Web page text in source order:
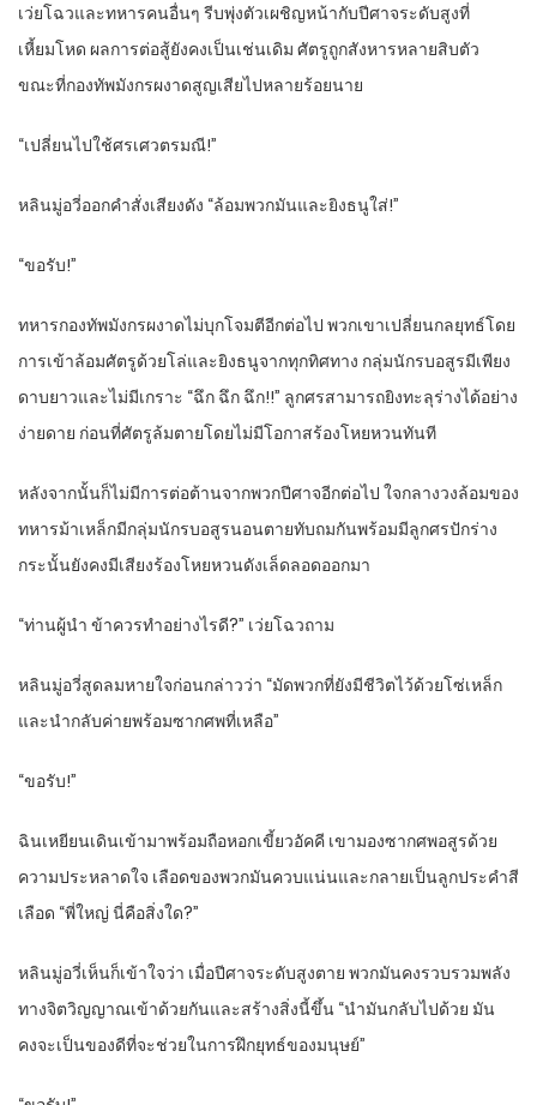
เว่ยโฉวและทหารคนอื่นๆ รีบพุ่งตัวเผชิญหน้ากับปีศาจระดับสูงที่
เหี้ยมโหด ผลการต่อสู้ยังคงเป็นเช่นเดิม ศัตรูถูกสังหารหลายสิบตัว
ขณะที่กองทัพมังกรผงาดสูญเสียไปหลายร้อยนาย
“เปลี่ยนไปใช้ศรเศวตรมณี!”
หลินมู่อวี่ออกคำสั่งเสียงดัง “ล้อมพวกมันและยิงธนูใส่!”
“ขอรับ!”
ทหารกองทัพมังกรผงาดไม่บุกโจมตีอีกต่อไป พวกเขาเปลี่ยนกลยุทธ์โดย
การเข้าล้อมศัตรูด้วยโล่และยิงธนูจากทุกทิศทาง กลุ่มนักรบอสูรมีเพียง
ดาบยาวและไม่มีเกราะ “ฉึก ฉึก ฉึก!!” ลูกศรสามารถยิงทะลุร่างได้อย่าง
ง่ายดาย ก่อนที่ศัตรูล้มตายโดยไม่มีโอกาสร้องโหยหวนทันที
หลังจากนั้นก็ไม่มีการต่อต้านจากพวกปีศาจอีกต่อไป ใจกลางวงล้อมของ
ทหารม้าเหล็กมีกลุ่มนักรบอสูรนอนตายทับถมกันพร้อมมีลูกศรปักร่าง
กระนั้นยังคงมีเสียงร้องโหยหวนดังเล็ดลอดออกมา
“ท่านผู้นำ ข้าควรทำอย่างไรดี?” เว่ยโฉวถาม
หลินมู่อวี่สูดลมหายใจก่อนกล่าวว่า “มัดพวกที่ยังมีชีวิตไว้ด้วยโซ่เหล็ก
และนำกลับค่ายพร้อมซากศพที่เหลือ”
“ขอรับ!”
ฉินเหยียนเดินเข้ามาพร้อมถือหอกเขี้ยวอัคคี เขามองซากศพอสูรด้วย
ความประหลาดใจ เลือดของพวกมันควบแน่นและกลายเป็นลูกประคำสี
เลือด “พี่ใหญ่ นี่คือสิ่งใด?”
หลินมู่อวี่เห็นก็เข้าใจว่า เมื่อปีศาจระดับสูงตาย พวกมันคงรวบรวมพลัง
ทางจิตวิญญาณเข้าด้วยกันและสร้างสิ่งนี้ขึ้น “นำมันกลับไปด้วย มัน
คงจะเป็นของดีที่จะช่วยในการฝึกยุทธ์ของมนุษย์”